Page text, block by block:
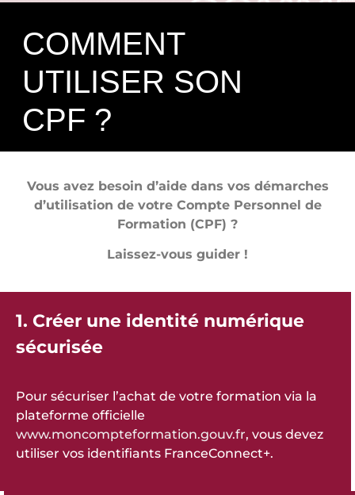
COMMENT
UTILISER SON
CPF ?
Vous avez besoin d’aide dans vos démarches
d’utilisation de votre Compte Personnel de
Formation (CPF) ?
Laissez-vous guider !
1. Créer une identité numérique
sécurisée
Pour sécuriser l’achat de votre formation via la
plateforme officielle
www.moncompteformation.gouv.fr, vous devez
utiliser vos identifiants FranceConnect+.